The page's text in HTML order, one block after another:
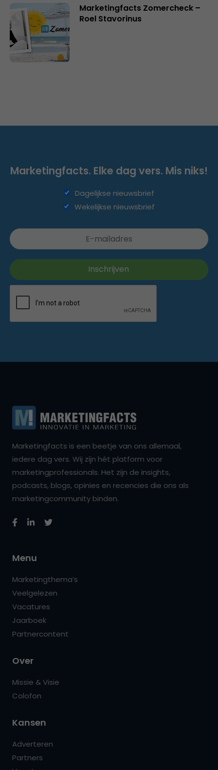
Marketingfacts Zomercheck –
Roel Stavorinus
Marketingfacts. Elke dag vers. Mis niks!
Dagelijkse nieuwsbrief
Wekelijkse nieuwsbrief
Marketingfacts is een beetje van ons allemaal,
iedere dag vers. Wij zijn hét platform voor
marketingprofessionals. Het zijn de insights,
podcasts, blogs, opinies en recencies die ons als
marketingcommunity binden.
Menu
Marketingthema’s
Veelgelezen
Vacatures
Jaarboek
Partnercontent
Over
Missie & Visie
Colofon
Kansen
Adverteren
Partners